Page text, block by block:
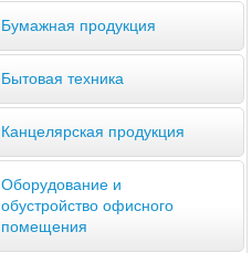
Бумажная продукция
Бытовая техника
Канцелярская продукция
Оборудование и
обустройство офисного
помещения